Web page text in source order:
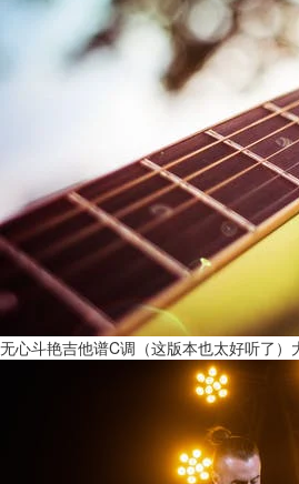
无心斗艳吉他谱C调（这版本也太好听了）